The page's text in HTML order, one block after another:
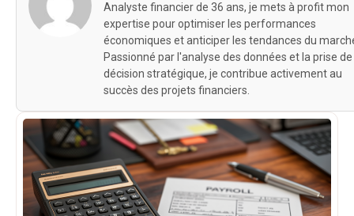
Analyste financier de 36 ans, je mets à profit mon
expertise pour optimiser les performances
économiques et anticiper les tendances du
Passionné par l'analyse des données et la prise de
décision stratégique, je contribue activement au
succès des projets financiers.